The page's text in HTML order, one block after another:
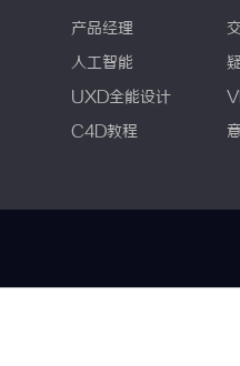
产品经理
人工智能
UXD全能设计
C4D教程